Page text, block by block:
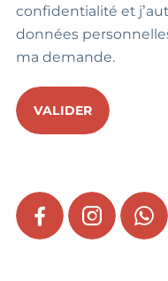
confidentialité et
données
ma demande.
VALIDER
FACEBOOKINSTAGRAM